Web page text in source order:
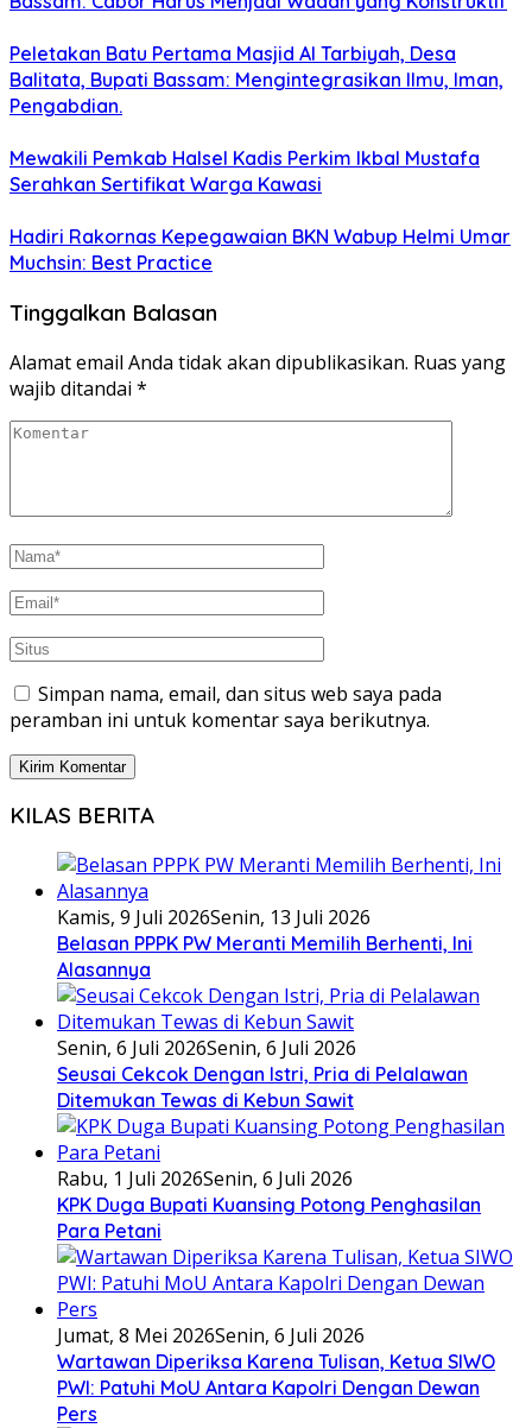
Peletakan Batu Pertama Masjid Al Tarbiyah, Desa
Balitata, Bupati Bassam: Mengintegrasikan Ilmu, Iman,
Pengabdian.
Mewakili Pemkab Halsel Kadis Perkim Ikbal Mustafa
Serahkan Sertifikat Warga Kawasi
Hadiri Rakornas Kepegawaian BKN Wabup Helmi Umar
Muchsin: Best Practice
Tinggalkan Balasan
Alamat email Anda tidak akan dipublikasikan. Ruas yang
wajib ditandai *
Simpan nama, email, dan situs web saya pada
peramban ini untuk komentar saya berikutnya.
KILAS BERITA
Kamis, 9 Juli 2026Senin, 13 Juli 2026
Belasan PPPK PW Meranti Memilih Berhenti, Ini
Alasannya
Senin, 6 Juli 2026Senin, 6 Juli 2026
Seusai Cekcok Dengan Istri, Pria di Pelalawan
Ditemukan Tewas di Kebun Sawit
Rabu, 1 Juli 2026Senin, 6 Juli 2026
KPK Duga Bupati Kuansing Potong Penghasilan
Para Petani
Jumat, 8 Mei 2026Senin, 6 Juli 2026
Wartawan Diperiksa Karena Tulisan, Ketua SIWO
PWI: Patuhi MoU Antara Kapolri Dengan Dewan
Pers